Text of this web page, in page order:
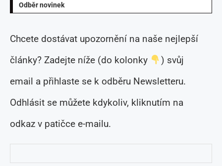
Odběr novinek
Chcete dostávat upozornění na naše nejlepší
články? Zadejte níže (do kolonky
) svůj
email a přihlaste se k odběru Newsletteru.
Odhlásit se můžete kdykoliv, kliknutím na
odkaz v patičce e-mailu.